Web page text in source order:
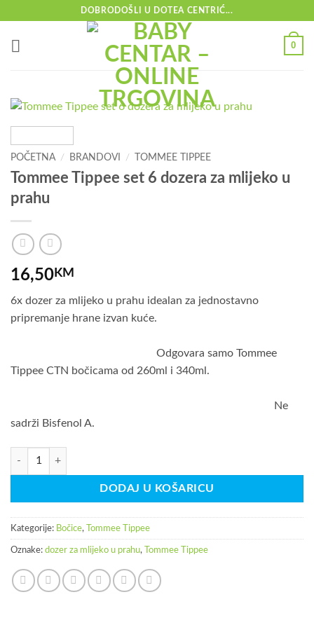
content
DOBRODOŠLI U DOTEA CENTRIĆ...
0
POČETNA / BRANDOVI / TOMMEE TIPPEE
Tommee Tippee set 6 dozera za mlijeko u
prahu
16,50KM
6x dozer za mlijeko u prahu idealan za jednostavno
pripremanje hrane izvan kuće.
Odgovara samo Tommee
Tippee CTN bočicama od 260ml i 340ml.
Ne
sadrži Bisfenol A.
Tommee Tippee set 6 dozera za mlijeko u prahu količina
DODAJ U KOŠARICU
Kategorije: Bočice, Tommee Tippee
Oznake: dozer za mlijeko u prahu, Tommee Tippee